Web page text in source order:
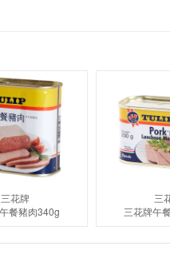
三花牌
餐豬肉340g
三
三花牌午